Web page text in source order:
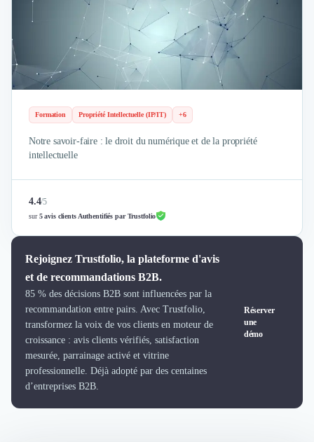
Support Client
Téléphonie & Télécommunication
Chatbot
BI, Analytics & Big Data
Recherche Utilisateur
Stratégie Digitale
Développement Logiciel
Création de Site Internet
Développement d'Application Mobile
Développement E-commerce
Direction Artistique
Cybersécurité
Logiciel E-Commerce
Intelligence Artificielle (IA)
Réalité Virtuelle (VR)
Déménagement
Impression
Logistique
Formation Propriété Intellectuelle (IP/IT) +6
Notre savoir-faire : le droit du numérique et de la propriété
intellectuelle
4.4/5
sur5 avis clients Authentifiés par Trustfolio
Rejoignez Trustfolio, la plateforme d'avis
et de recommandations B2B.
85 % des décisions B2B sont influencées par la
recommandation entre pairs. Avec Trustfolio,
transformez la voix de vos clients en moteur de
croissance : avis clients vérifiés, satisfaction
mesurée, parrainage activé et vitrine
professionnelle. Déjà adopté par des centaines
d’entreprises B2B.
Réserver
une
démo